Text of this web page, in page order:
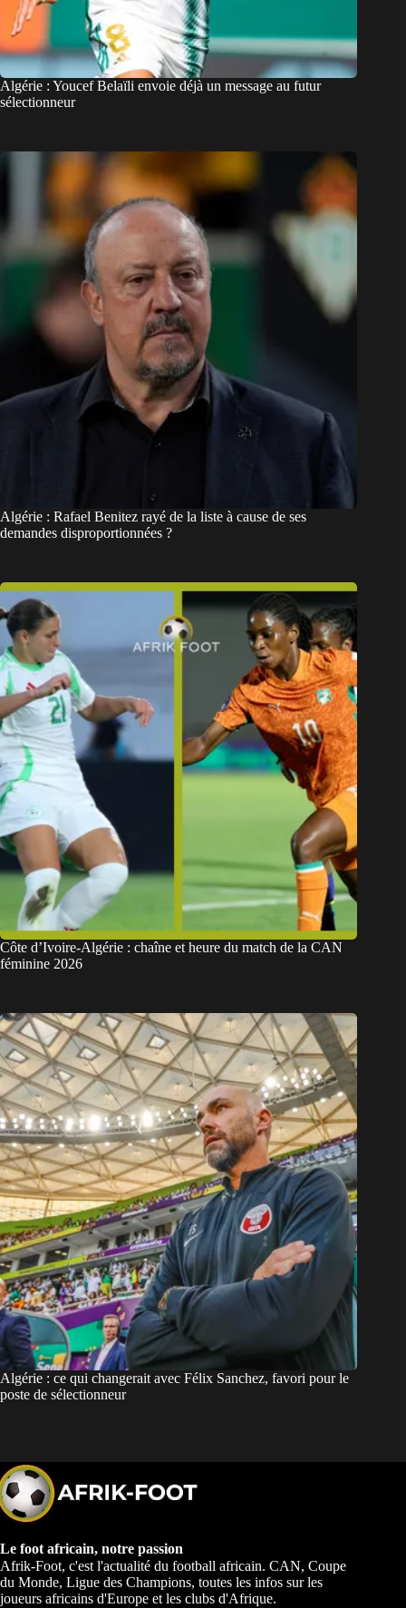
Algérie : Youcef Belaïli envoie déjà un message au futur
sélectionneur
Algérie : Rafael Benitez rayé de la liste à cause de ses
demandes disproportionnées ?
Côte d’Ivoire-Algérie : chaîne et heure du match de la CAN
féminine 2026
Algérie : ce qui changerait avec Félix Sanchez, favori pour le
poste de sélectionneur
Le foot africain, notre passion
Afrik-Foot, c'est l'actualité du football africain. CAN, Coupe
du Monde, Ligue des Champions, toutes les infos sur les
joueurs africains d'Europe et les clubs d'Afrique.